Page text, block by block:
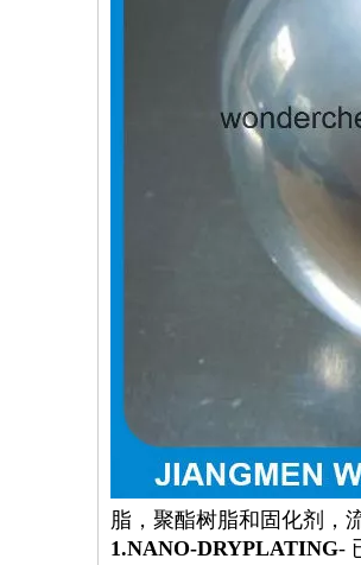
脂，聚酯树脂和固化剂，
1.NANO-DRYPLATING-